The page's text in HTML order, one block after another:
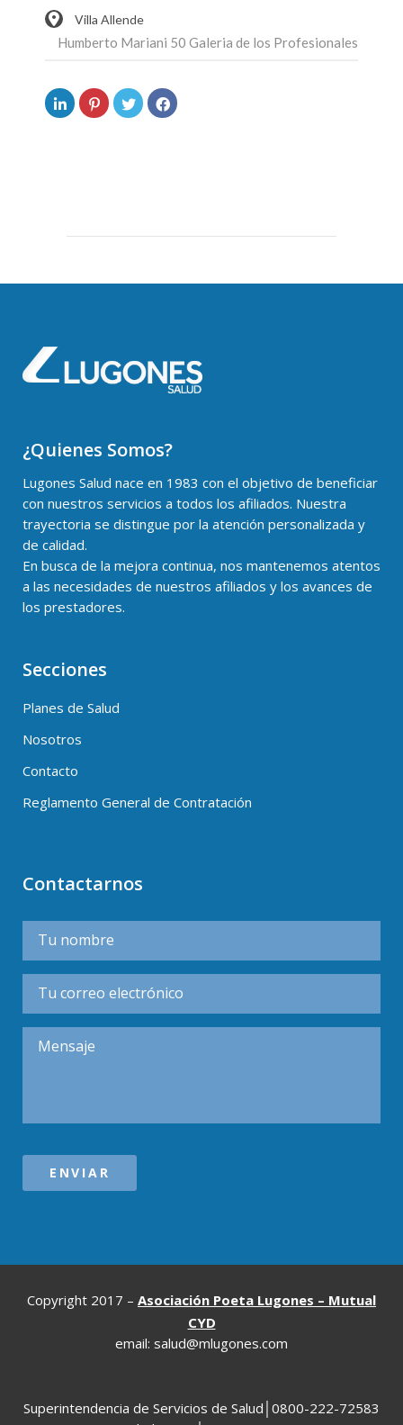
Villa Allende
Humberto Mariani 50 Galeria de los Profesionales
¿Quienes Somos?
Lugones Salud nace en 1983 con el objetivo de beneficiar
con nuestros servicios a todos los afiliados. Nuestra
trayectoria se distingue por la atención personalizada y
de calidad.
En busca de la mejora continua, nos mantenemos atentos
a las necesidades de nuestros afiliados y los avances de
los prestadores.
Secciones
Planes de Salud
Nosotros
Contacto
Reglamento General de Contratación
Contactarnos
Copyright 2017 – Asociación Poeta Lugones – Mutual
CYD
email: salud@mlugones.com
Superintendencia de Servicios de Salud│0800-222-72583